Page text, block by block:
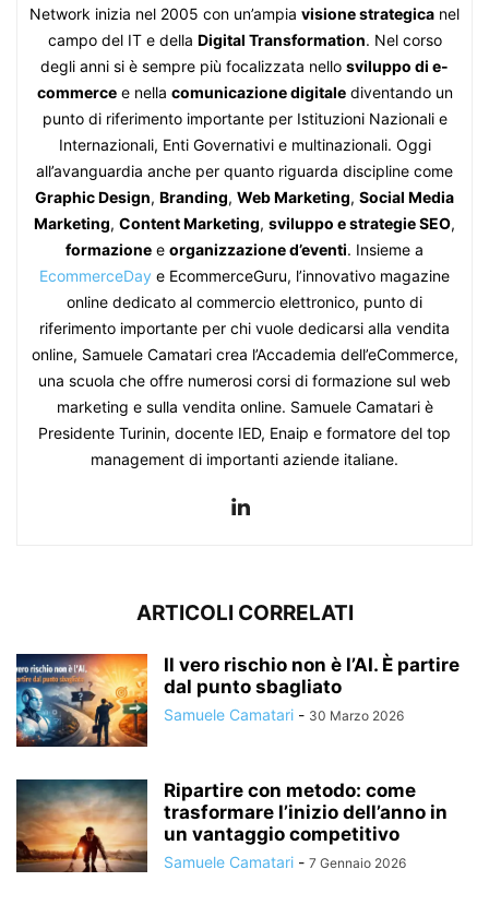
Network inizia nel 2005 con un’ampia visione strategica nel
campo del IT e della Digital Transformation. Nel corso
degli anni si è sempre più focalizzata nello sviluppo di e-
commercee nella comunicazione digitalediventando un
punto di riferimento importante per Istituzioni Nazionali e
Internazionali, Enti Governativi e multinazionali. Oggi
all’avanguardia anche per quanto riguarda discipline come
Graphic Design, Branding, Web Marketing, Social Media
Marketing, Content Marketing, sviluppo e strategie SEO,
formazione e organizzazione d’eventi. Insieme a
EcommerceDay e EcommerceGuru, l’innovativo magazine
online dedicato al commercio elettronico, punto di
riferimento importante per chi vuole dedicarsi alla vendita
online, Samuele Camatari crea l’Accademia dell’eCommerce,
una scuola che offre numerosi corsi di formazione sul web
marketing e sulla vendita online. Samuele Camatari è
Presidente Turinin, docente IED, Enaip e formatore del top
management di importanti aziende italiane.
ARTICOLI CORRELATI
Il vero rischio non è l’AI. È partire
dal punto sbagliato
Samuele Camatari - 30 Marzo 2026
Ripartire con metodo: come
trasformare l’inizio dell’anno in
un vantaggio competitivo
Samuele Camatari - 7 Gennaio 2026